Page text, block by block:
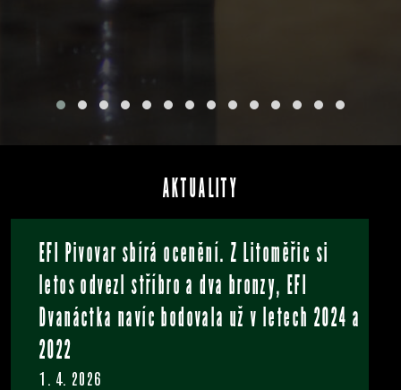
AKTUALITY
EFI Pivovar sbírá ocenění. Z Litoměřic si
letos odvezl stříbro a dva bronzy, EFI
Dvanáctka navíc bodovala už v letech 2024 a
2022
1. 4. 2026